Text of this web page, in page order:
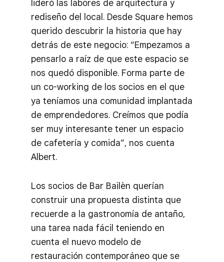
lideró las labores de arquitectura y
rediseño del local. Desde Square hemos
querido descubrir la historia que hay
detrás de este negocio: “Empezamos a
pensarlo a raíz de que este espacio se
nos quedó disponible. Forma parte de
un co-working de los socios en el que
ya teníamos una comunidad implantada
de emprendedores. Creímos que podía
ser muy interesante tener un espacio
de cafetería y comida”, nos cuenta
Albert.
Los socios de Bar Bailèn querían
construir una propuesta distinta que
recuerde a la gastronomía de antaño,
una tarea nada fácil teniendo en
cuenta el nuevo modelo de
restauración contemporáneo que se